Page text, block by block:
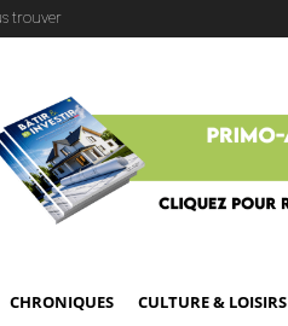
trouver
CHRONIQUES CULTURE & LOISIRS